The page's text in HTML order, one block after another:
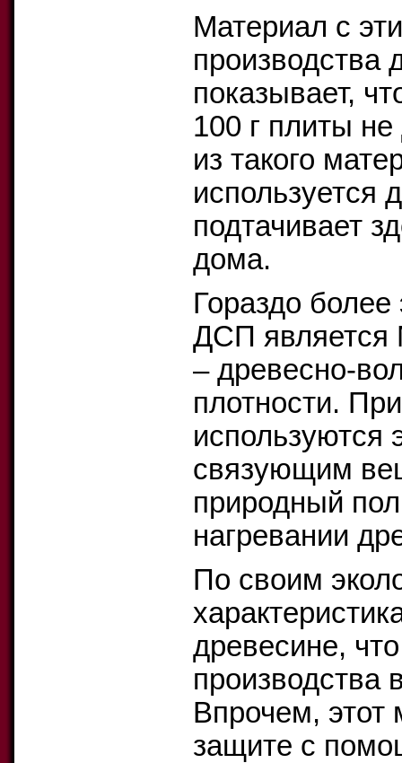
Материал с
производства
показывает,
100 г плиты
из такого
используется
подтачивает
дома.
Гораздо
ДСП является
– древесно-
плотности.
связующим
природный
нагревании
По своим
древесине,
производства
Впрочем, этот
защите с